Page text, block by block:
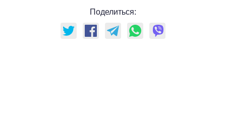
Поделиться: